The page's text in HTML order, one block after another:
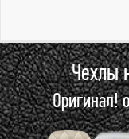
Чехлы
Оригинал!